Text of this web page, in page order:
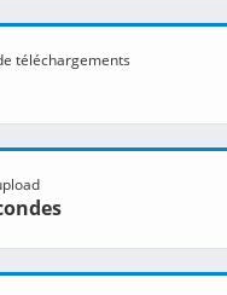
téléchargements